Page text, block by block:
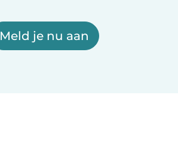
Meld je nu aan